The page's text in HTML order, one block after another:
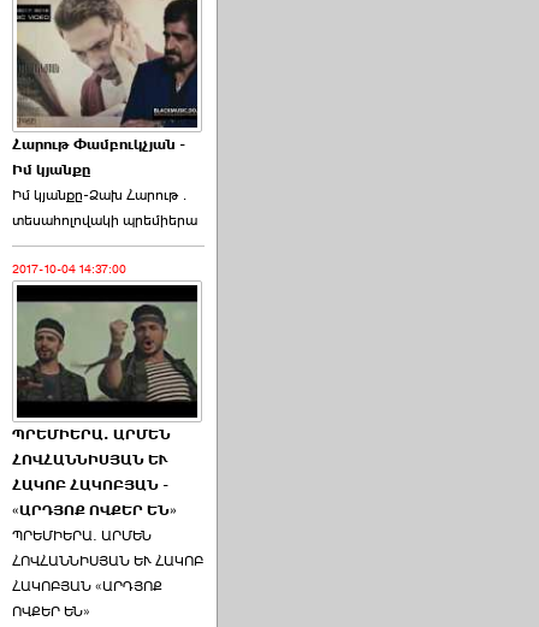
Հարութ Փամբուկչյան -
Իմ կյանքը
Իմ կյանքը-Ձախ Հարnւթ․
տեuաhnլnվակի պրեմիերա
2017-10-04 14:37:00
ՊՐԵՄԻԵՐԱ. ԱՐՄԵՆ
ՀՈՎՀԱՆՆԻՍՅԱՆ ԵՒ
ՀԱԿՈԲ ՀԱԿՈԲՅԱՆ -
«ԱՐԴՅՈՔ ՈՎՔԵՐ ԵՆ»
ՊՐԵՄԻԵՐԱ. ԱՐՄԵՆ
ՀՈՎՀԱՆՆԻՍՅԱՆ ԵՒ ՀԱԿՈԲ
ՀԱԿՈԲՅԱՆ «ԱՐԴՅՈՔ
ՈՎՔԵՐ ԵՆ»